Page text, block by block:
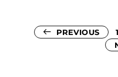
PREVIOUS 1